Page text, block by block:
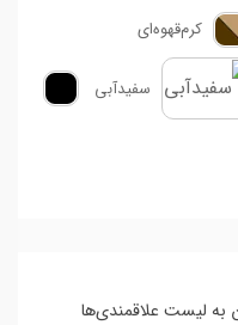
کرم‌قهوه‌ای
سفیدآبی